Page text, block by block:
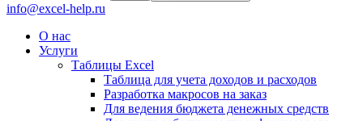
info@excel-help.ru
О нас
Услуги
Таблицы Excel
Таблица для учета доходов и расходов
Разработка макросов на заказ
Для ведения бюджета денежных средств